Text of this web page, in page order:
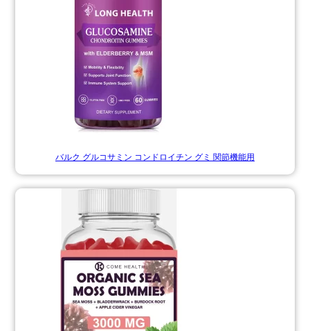
バルク グルコサミン コンドロイチン グミ 関節機能用